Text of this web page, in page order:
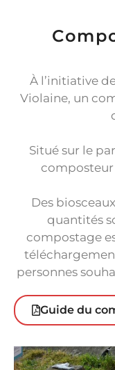
À l’initiative
Violaine, un
Situé sur le
composteur
Des
quantités
compostage
personnes
Guide du